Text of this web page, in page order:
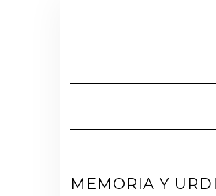
MEMORIA Y